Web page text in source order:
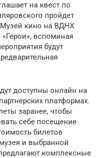
на квест по
пройдет
кино на ВДНХ
вспоминая
будут
доступны онлайн на
платформах.
заранее, чтобы
себе посещение
билетов
и выбранной
комплексные